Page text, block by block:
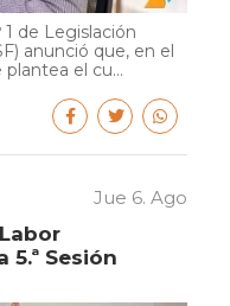
de Legislación
anunció que, en el
el cu...
Jue 6. Ago
5.ª Sesión